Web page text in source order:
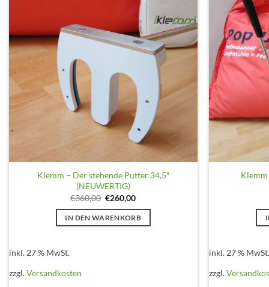
Klemm – Der stehende Putter 34,5″
(NEUWERTIG)
€360,00 Ursprünglicher
war:
€360,00
€260,00Aktueller
ist:
€260,00.
IN DEN WARENKORB
inkl. 27 % MwSt.
zzgl.Versandkosten
inkl. 27 % MwSt.
zzgl.